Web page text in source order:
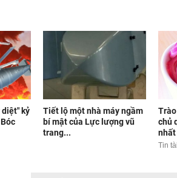
diệt" kỷ
Tiết lộ một nhà máy ngầm
bí mật của Lực lượng vũ
trang...
chủ
Tin